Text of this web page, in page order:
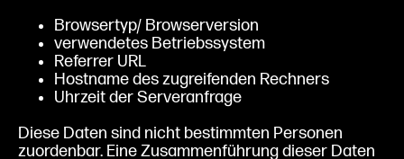
Browsertyp/ Browserversion
verwendetes Betriebssystem
Referrer URL
Hostname des zugreifenden Rechners
Uhrzeit der Serveranfrage
Diese Daten sind nicht bestimmten Personen
zuordenbar. Eine Zusammenführung dieser Daten